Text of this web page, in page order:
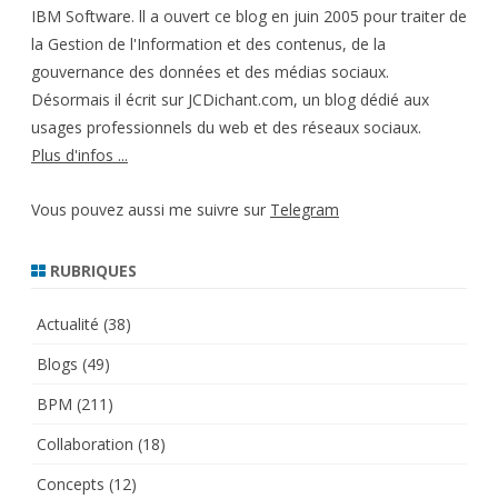
IBM Software. ll a ouvert ce blog en juin 2005 pour traiter de
la Gestion de l'Information et des contenus, de la
gouvernance des données et des médias sociaux.
Désormais il écrit sur JCDichant.com, un blog dédié aux
usages professionnels du web et des réseaux sociaux.
Plus d'infos ...
Vous pouvez aussi me suivre sur Telegram
RUBRIQUES
Actualité (38)
Blogs (49)
BPM (211)
Collaboration (18)
Concepts (12)